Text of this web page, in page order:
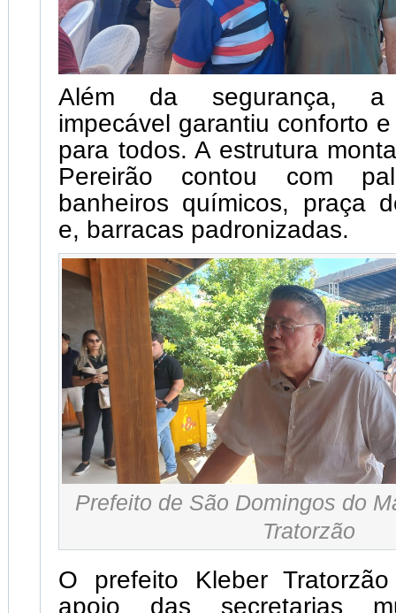
Além da segurança, a
impecável garantiu conforto
para todos. A estrutura
Pereirão contou com
banheiros químicos, praça
e, barracas padronizadas.
Prefeito de São Domingos do
Tratorzão
O prefeito Kleber
apoio das secretarias